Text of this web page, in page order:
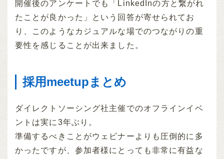
開催後のアンケートでも「LinkedInの方と繋がれ
たことが良かった」という回答が寄せられてお
り、このようなカジュアルな場でのつながりの重
要性を感じることが出来ました。
採用meetupまとめ
ダイレクトソーシング社主催でのオフラインイベ
ントは実に3年ぶり。
準備するべきことがウェビナーよりも圧倒的に多
かったですが、参加者様にとっても非常に有益な